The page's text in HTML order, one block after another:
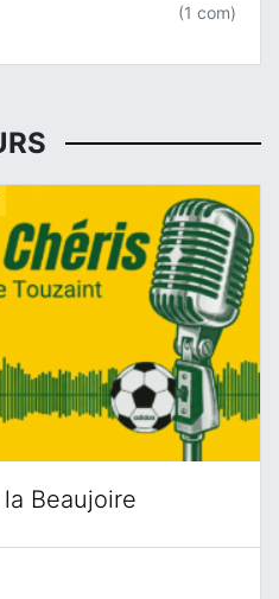
(1 com)
Beaujoire